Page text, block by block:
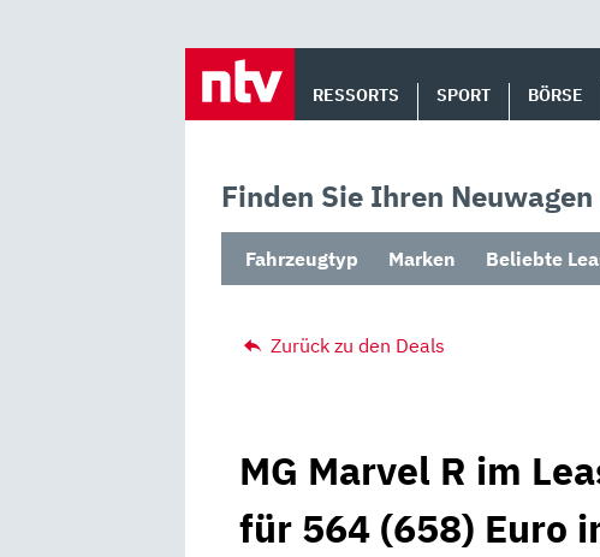
RESSORTS SPORT BÖRSE
Finden Sie Ihren
Fahrzeugtyp Marken Beliebte
Zurück zu den Deals
MG Marvel R im
für 564 (658) Euro